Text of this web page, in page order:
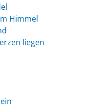
Himmel
liegen